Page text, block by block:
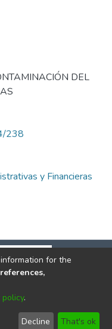
DEL
238
y Financieras
2026
User
Send
for the
policy.
Decline That's ok